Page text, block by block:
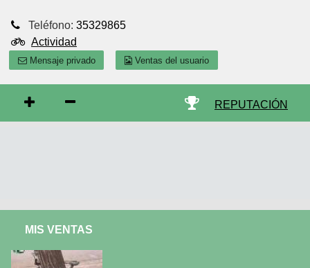
Teléfono: 35329865
Actividad
Mensaje privado Ventas del usuario
REPUTACIÓN
MIS VENTAS